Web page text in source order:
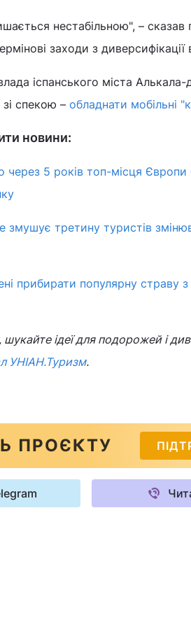
нестабільною", –
заходи з
іспанського міста
спекою – обладнати мобільні
новини:
через 5 років топ-місця Європи
третину туристів
прибирати популярну страву
ідеї для подорожей і
УНІАН.Туризм.
ПРОЄКТУ